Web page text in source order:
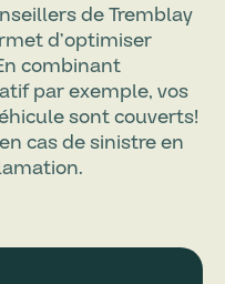
de Tremblay
d’optimiser
combinant
par exemple, vos
sont couverts!
cas de sinistre en